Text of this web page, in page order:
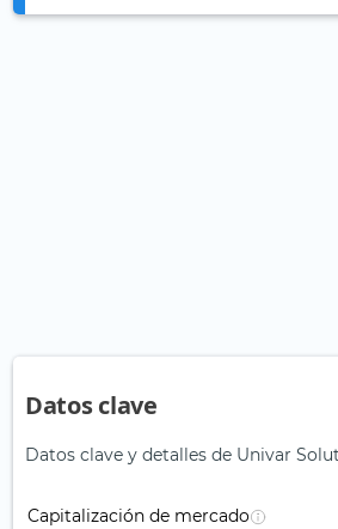
Datos clave
Datos clave y detalles de Univar
Capitalización de mercado